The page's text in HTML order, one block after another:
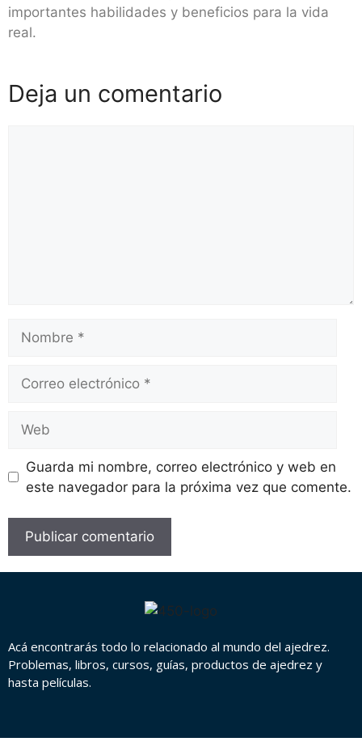
importantes habilidades y beneficios para la vida
real.
Deja un comentario
Guarda mi nombre, correo electrónico y web en
este navegador para la próxima vez que comente.
Acá encontrarás todo lo relacionado al mundo del ajedrez.
Problemas, libros, cursos, guías, productos de ajedrez y
hasta películas.